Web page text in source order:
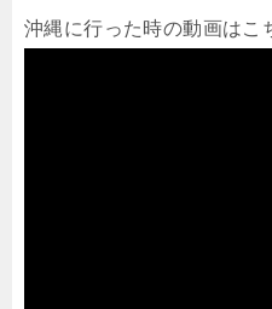
沖縄に行った時の動画はこ